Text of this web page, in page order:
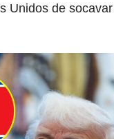
Unidos de